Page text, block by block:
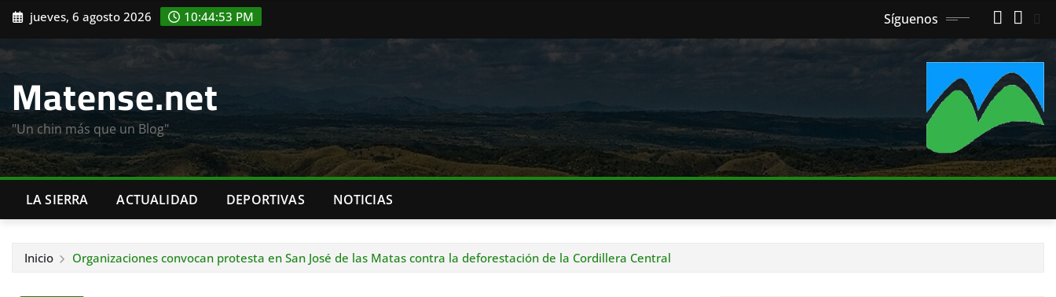
Saltar
contenido
jueves, 6 agosto 2026 10:44:55 PM Síguenos
Matense.net
"Un chin más que un Blog"
LA SIERRA ACTUALIDAD DEPORTIVAS NOTICIAS
Inicio Organizaciones convocan protesta en San José de las Matas contra la deforestación de la Cordillera Central